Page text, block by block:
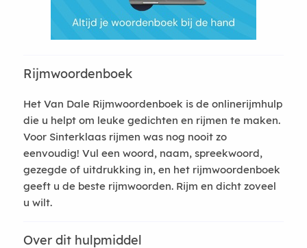
Rijmwoordenboek
Het Van Dale Rijmwoordenboek is de onlinerijmhulp
die u helpt om leuke gedichten en rijmen te maken.
Voor Sinterklaas rijmen was nog nooit zo
eenvoudig! Vul een woord, naam, spreekwoord,
gezegde of uitdrukking in, en het rijmwoordenboek
geeft u de beste rijmwoorden. Rijm en dicht zoveel
u wilt.
Over dit hulpmiddel